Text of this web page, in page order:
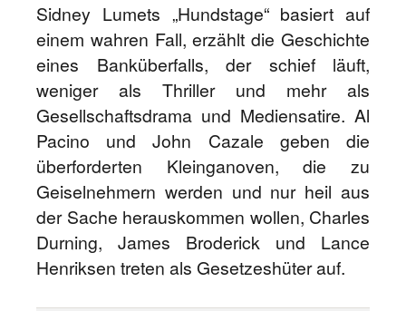
Sidney Lumets „Hundstage“ basiert auf
einem wahren Fall, erzählt die Geschichte
eines Banküberfalls, der schief läuft,
weniger als Thriller und mehr als
Gesellschaftsdrama und Mediensatire. Al
Pacino und John Cazale geben die
überforderten Kleinganoven, die zu
Geiselnehmern werden und nur heil aus
der Sache herauskommen wollen, Charles
Durning, James Broderick und Lance
Henriksen treten als Gesetzeshüter auf.